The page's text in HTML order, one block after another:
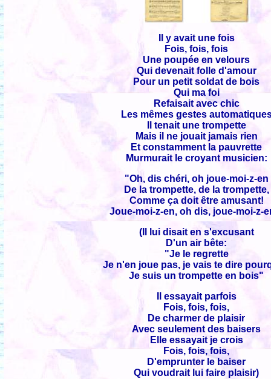
Il y avait une fois
Fois, fois, fois
Une poupée en velours
Qui devenait folle d'amour
Pour un petit soldat de bois
Qui ma foi
Refaisait avec chic
Les mêmes gestes
Il tenait une trompette
Mais il ne jouait jamais rien
Et constamment la pauvrette
Murmurait le croyant musicien:
"Oh, dis chéri, oh joue-moi-z-en
De la trompette, de la trompette,
Comme ça doit être amusant!
Joue-moi-z-en, oh dis, joue-moi-z-
(Il lui disait en s'excusant
D'un air bête:
"Je le regrette
Je n'en joue pas, je vais te dire
Je suis un trompette en bois"
Il essayait parfois
Fois, fois, fois,
De charmer de plaisir
Avec seulement des baisers
Elle essayait je crois
Fois, fois, fois,
D'emprunter le baiser
Qui voudrait lui faire plaisir)